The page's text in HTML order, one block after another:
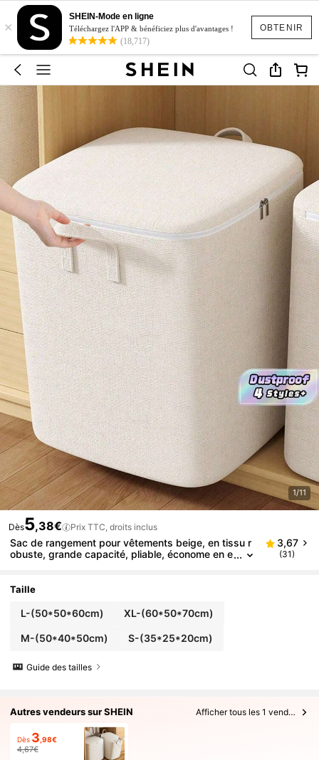
OBTENIR
×
SHEIN-Mode en ligne
Téléchargez l'APP & bénéficiez plus d'avantages !
(18,717)
1/11
Dès5,38€ Prix TTC, droits inclus
Sac de rangement pour vêtements beige, en tissu r
obuste, grande capacité, pliable, économe en e
transport pratiques
3,67
(31)
Taille
L-(50*50*60cm) XL-(60*50*70cm)
M-(50*40*50cm) S-(35*25*20cm)
Guide des tailles
Autres vendeurs sur SHEIN Afficher tous les 1 vendeurs
Dès 3 ,98€
4,67€